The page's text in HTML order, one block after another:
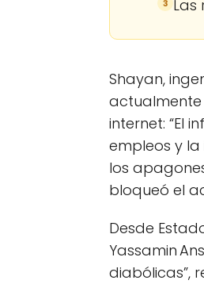
3 Las
Shayan,
actualmente
internet: “El
empleos y
los
bloqueó el
Desde
Yassamin
diabólicas”,